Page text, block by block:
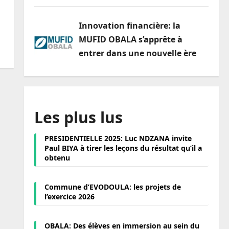
Innovation financière: la
MUFID OBALA s’apprête à
entrer dans une nouvelle ère
Les plus lus
PRESIDENTIELLE 2025: Luc NDZANA invite
Paul BIYA à tirer les leçons du résultat qu’il a
obtenu
Commune d’EVODOULA: les projets de
l’exercice 2026
OBALA: Des élèves en immersion au sein du